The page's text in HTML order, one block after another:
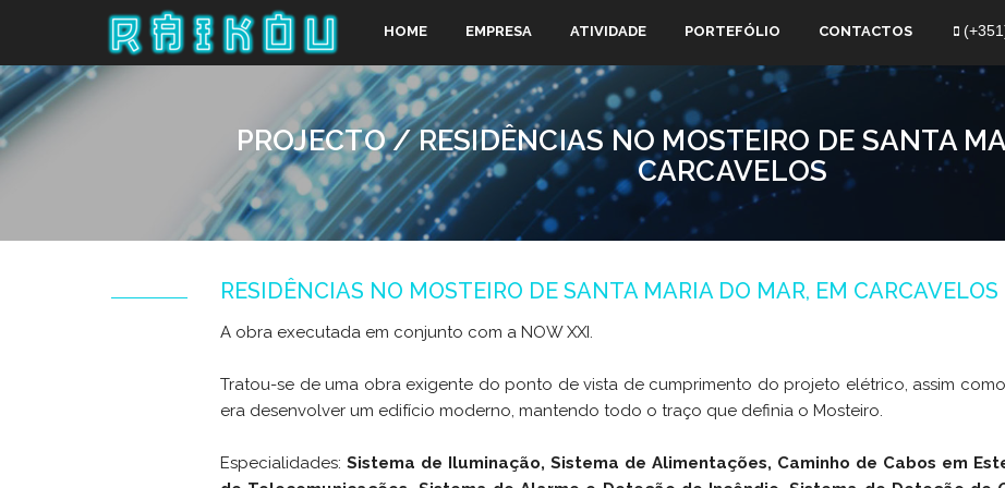
HOME EMPRESA ATIVIDADE PORTEFÓLIO CONTACTOS
PROJECTO / RESIDÊNCIAS NO MOSTEIRO DE SANTA
CARCAVELOS
RESIDÊNCIAS NO MOSTEIRO DE SANTA MARIA DO MAR, EM CARCAVELOS
A obra executada em conjunto com a NOW XXI.
Tratou-se de uma obra exigente do ponto de vista de cumprimento do projeto elétrico, assim
era desenvolver um edifício moderno, mantendo todo o traço que definia o Mosteiro.
Especialidades:Sistema de Iluminação, Sistema de Alimentações, Caminho de Cabos em